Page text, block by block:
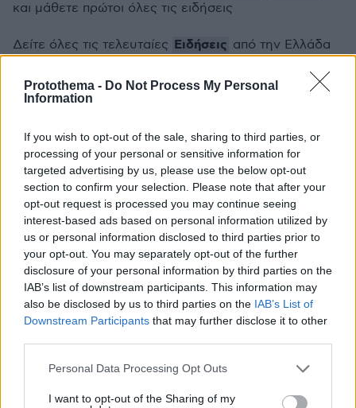
Protothema - Do Not Process My Personal
Information
If you wish to opt-out of the sale, sharing to third parties, or
processing of your personal or sensitive information for
targeted advertising by us, please use the below opt-out
section to confirm your selection. Please note that after your
opt-out request is processed you may continue seeing
interest-based ads based on personal information utilized by
us or personal information disclosed to third parties prior to
your opt-out. You may separately opt-out of the further
disclosure of your personal information by third parties on the
IAB’s list of downstream participants. This information may
also be disclosed by us to third parties on the IAB’s List of
Downstream Participants that may further disclose it to other
Please note that this website/app uses one or more Google
not limited to your visit or usage behaviour. You may click to
Personal Data Processing Opt Outs
I want to opt-out of the Sharing of my
και μάθετε πρώτοι όλες τις ειδήσεις
Δείτε όλες τις τελευταίες Ειδήσεις από την Ελλάδα
Protothema.gr